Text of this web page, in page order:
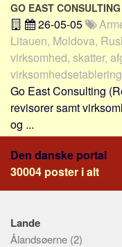
Steder
Kilder
Om
Webstedet
Forhistorien
Redigering
Tekstannoncer
Bannere
GO EAST CONSULTING
26-05-05
Litauen, Moldova,
virksomhed, skatter,
Go East Consulting
revisorer samt
og ...
Den danske portal
30004 poster i alt
Lande
Ålandsøerne (2)